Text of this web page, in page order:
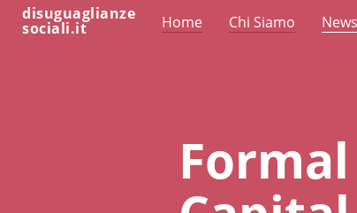
disuguaglianze
sociali.it Home Chi Siamo